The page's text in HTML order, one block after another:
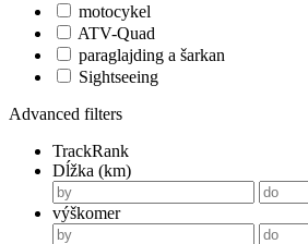
motocykel
ATV-Quad
paraglajding a šarkan
Sightseeing
Advanced filters
TrackRank
Dĺžka (km)
výškomer